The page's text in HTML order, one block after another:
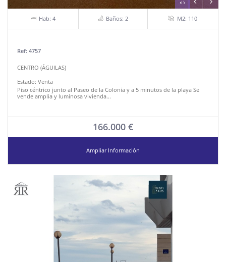
Hab: 4 Baños: 2 M2: 110
Ref: 4757
CENTRO (ÁGUILAS)
Estado: Venta
Piso céntrico junto al Paseo de la Colonia y a 5 minutos de la playa Se
vende amplia y luminosa vivienda...
166.000 €
Ampliar Información